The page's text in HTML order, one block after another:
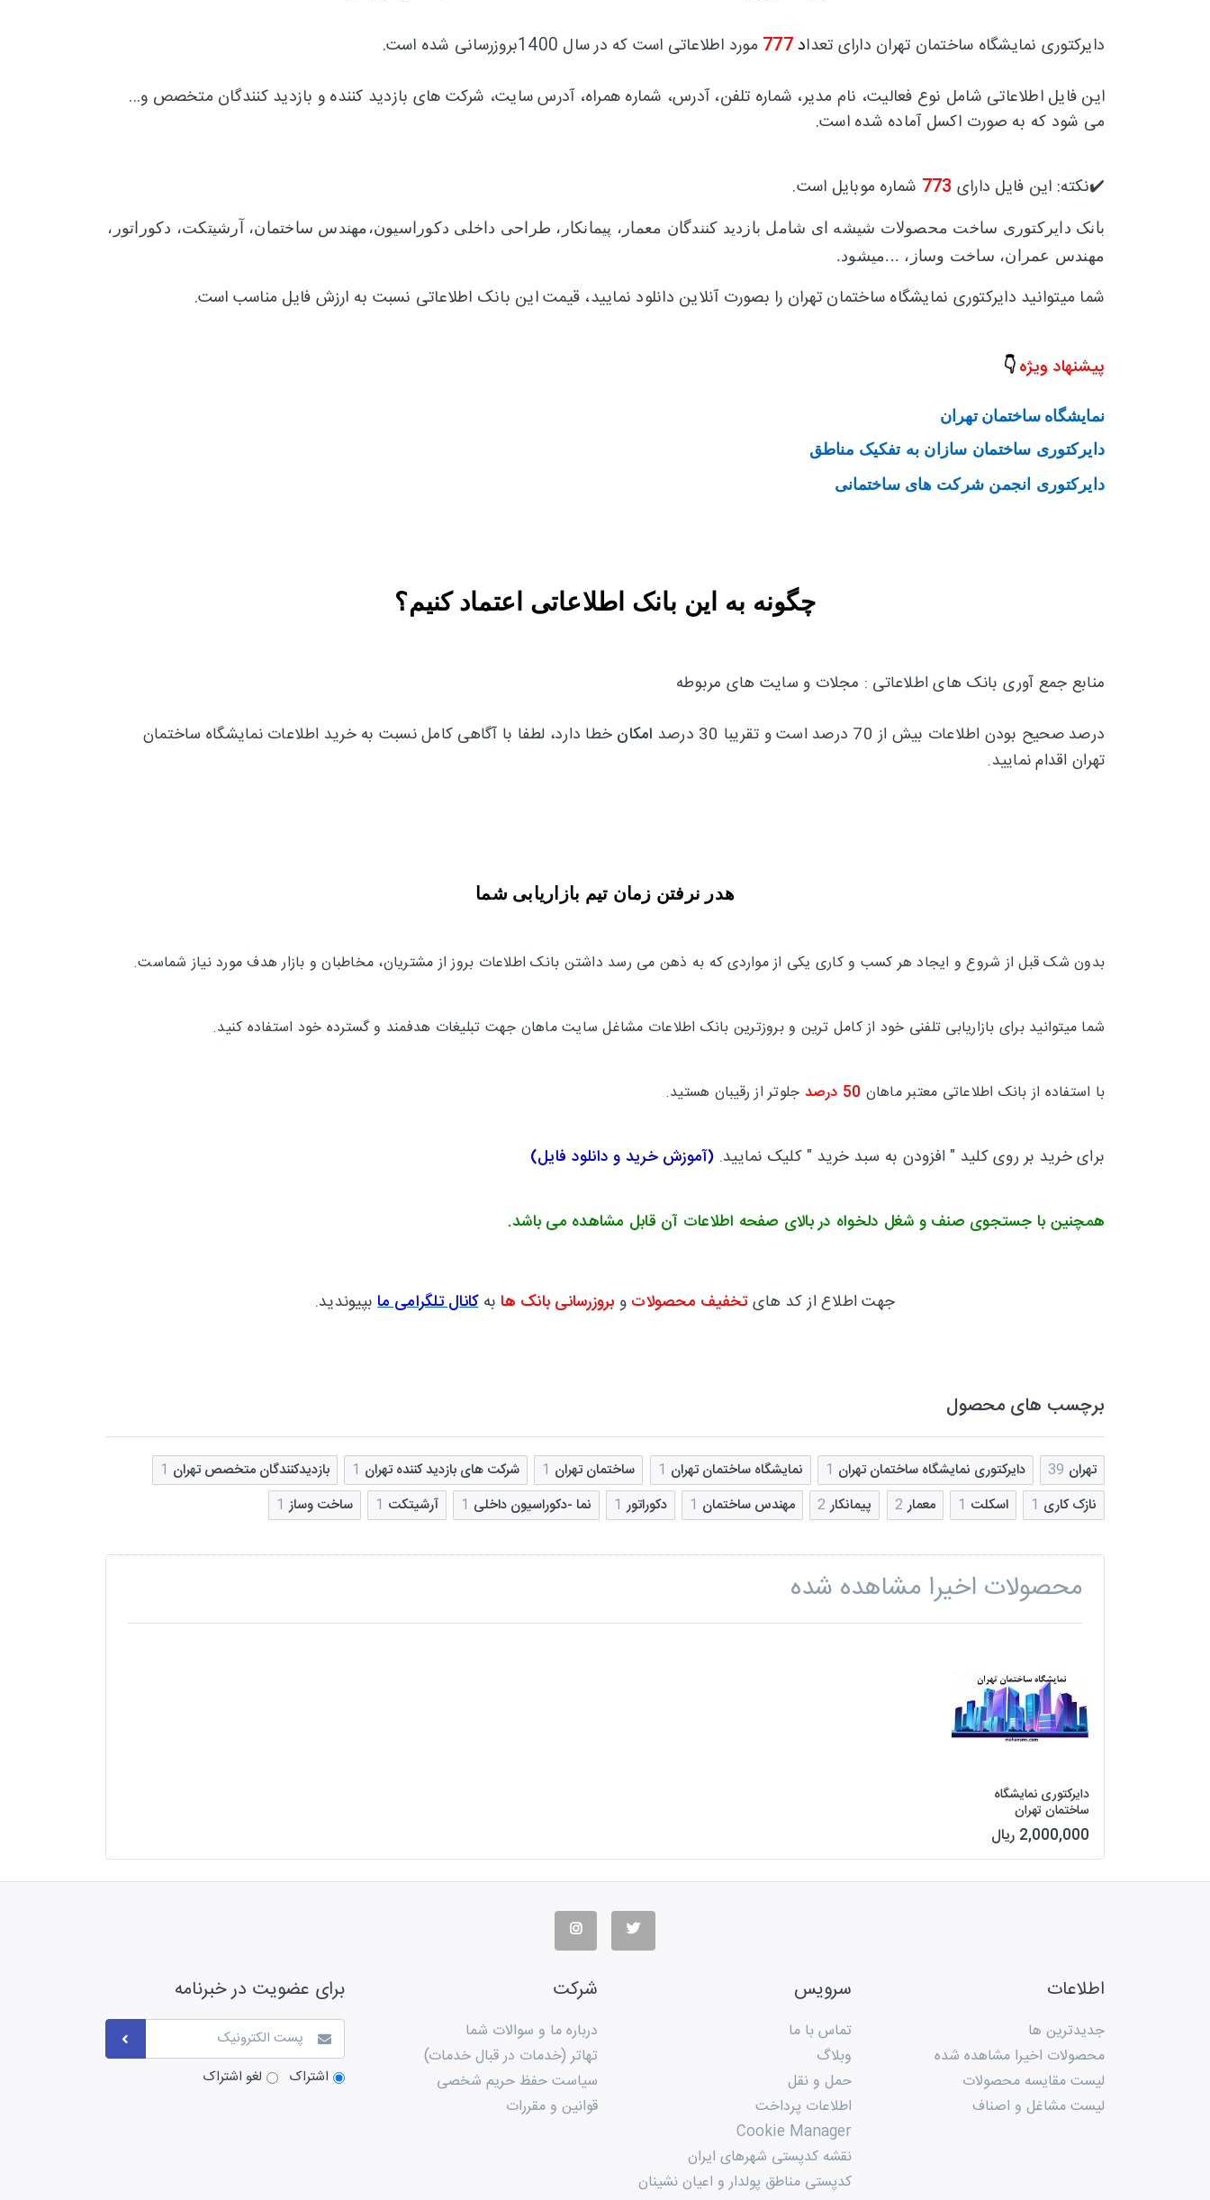
دایرکتوری نمایشگاه ساختمان تهران دارای تعداد 777 مورد اطلاعاتی است که در سال 1400بروزرسانی شده است.
این فایل اطلاعاتی شامل نوع فعالیت، نام مدیر، شماره تلفن، آدرس، شماره همراه، آدرس سایت، شرکت های بازدید کننده و بازدید کنندگان متخصص و...
می شود که به صورت اکسل آماده شده است.
✔️نکته: این فایل دارای 773 شماره موبایل است.
بانک دایرکتوری ساخت محصولات شیشه ای شامل بازدید کنندگان معمار، پیمانکار، طراحی داخلی دکوراسیون، مهندس ساختمان، آرشیتکت، دکوراتور،
مهندس عمران، ساخت وساز، ...میشود.
شما میتوانید دایرکتوری نمایشگاه ساختمان تهران را بصورت آنلاین دانلود نمایید، قیمت این بانک اطلاعاتی نسبت به ارزش فایل مناسب است.
پیشنهاد ویژه 👇
نمایشگاه ساختمان تهران
دایرکتوری ساختمان سازان به تفکیک مناطق
دایرکتوری انجمن شرکت های ساختمانی
چگونه به این بانک اطلاعاتی اعتماد کنیم؟
منابع جمع آوری بانک های اطلاعاتی : مجلات و سایت های مربوطه
درصد صحیح بودن اطلاعات بیش از 70 درصد است و تقریبا 30 درصد
امکان خطا دارد، لطفا با آگاهی کامل نسبت به خرید اطلاعات نمایشگاه ساختمان
تهران اقدام نمایید.
هدر نرفتن زمان تیم بازاریابی شما
بدون شک قبل از شروع و ایجاد هر کسب و کاری یکی از مواردی که به ذهن می رسد داشتن بانک اطلاعات بروز از مشتریان، مخاطبان و بازار هدف مورد نیاز شماست.
شما میتوانید برای بازاریابی تلفنی خود از کامل ترین و بروزترین بانک اطلاعات مشاغل سایت ماهان جهت تبلیغات هدفمند و گسترده خود استفاده کنید.
با استفاده از بانک اطلاعاتی معتبر ماهان 50 درصد جلوتر از رقیبان هستید.
برای خرید بر روی کلید " افزودن به سبد خرید " کلیک نمایید. (آموزش خرید و دانلود فایل)
همچنین با جستجوی صنف و شغل دلخواه در بالای صفحه اطلاعات آن قابل مشاهده می باشد.
جهت اطلاع از کد هایتخفیف محصولات و بروزرسانی بانک ها به کانال تلگرامی ما بپیوندید.
برچسب های محصول
تهران 39 دایرکتوری نمایشگاه ساختمان تهران 1 نمایشگاه ساختمان تهران 1 ساختمان تهران 1 شرکت های بازدید کننده تهران 1 بازدیدکنندگان متخصص تهران 1
نازک کاری 1 اسکلت 1 معمار 2 پیمانکار 2 مهندس ساختمان 1 دکوراتور 1 نما -دکوراسیون داخلی 1 آرشیتکت 1 ساخت وساز 1
محصولات اخیرا مشاهده شده
دایرکتوری نمایشگاه
ساختمان تهران
2,000,000 ریال
اطلاعات
جدیدترین ها
محصولات اخیرا مشاهده شده
لیست مقایسه محصولات
لیست مشاغل و اصناف
سرویس
تماس با ما
وبلاگ
حمل و نقل
اطلاعات پرداخت
Cookie Manager
نقشه کدپستی شهرهای ایران
کدپستی مناطق پولدار و اعیان نشینان
شرکت
درباره ما و سوالات شما
تهاتر (خدمات در قبال خدمات)
سیاست حفظ حریم شخصی
قوانین و مقررات
برای عضویت در خبرنامه
اشتراک لغو اشتراک